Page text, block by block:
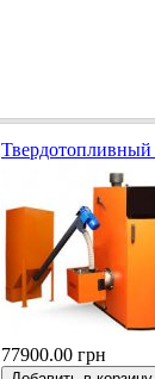
77900.00 грн